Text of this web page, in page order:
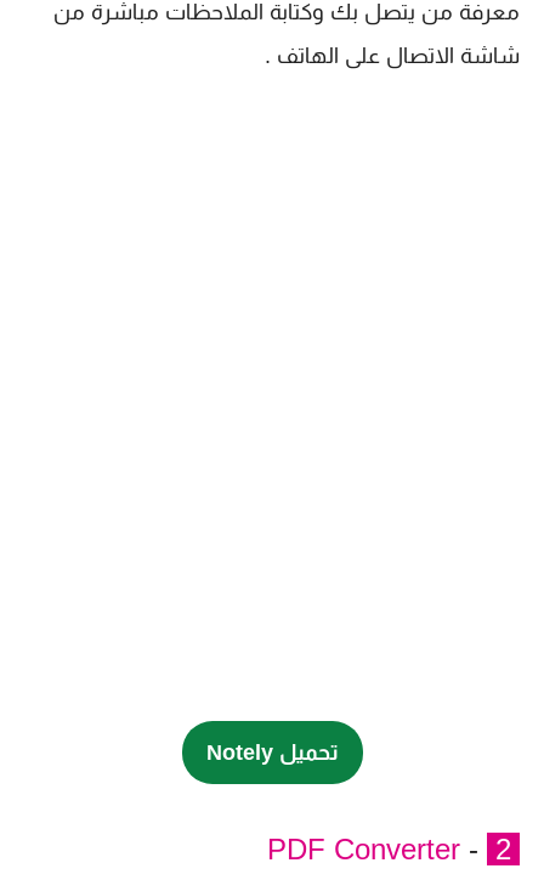
معرفة من يتصل بك وكتابة الملاحظات مباشرة من
شاشة الاتصال على الهاتف .
تحميل Notely
-